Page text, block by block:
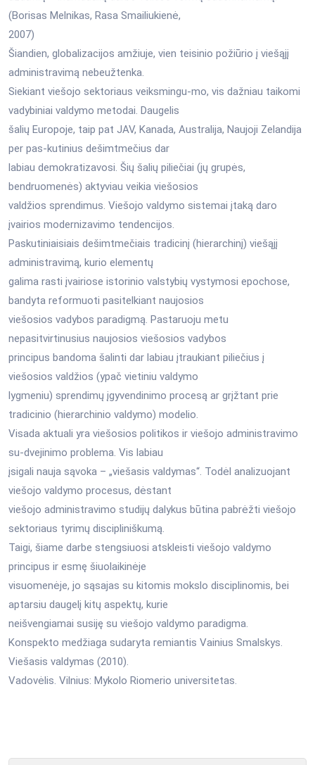
(Borisas Melnikas, Rasa Smailiukienė,
2007)
Šiandien, globalizacijos amžiuje, vien teisinio požiūrio į viešąjį
administravimą nebeužtenka.
Siekiant viešojo sektoriaus veiksmingu-mo, vis dažniau taikomi
vadybiniai valdymo metodai. Daugelis
šalių Europoje, taip pat JAV, Kanada, Australija, Naujoji Zelandija
per pas-kutinius dešimtmečius dar
labiau demokratizavosi. Šių šalių piliečiai (jų grupės,
bendruomenės) aktyviau veikia viešosios
valdžios sprendimus. Viešojo valdymo sistemai įtaką daro
įvairios modernizavimo tendencijos.
Paskutiniaisiais dešimtmečiais tradicinį (hierarchinį) viešąjį
administravimą, kurio elementų
galima rasti įvairiose istorinio valstybių vystymosi epochose,
bandyta reformuoti pasitelkiant naujosios
viešosios vadybos paradigmą. Pastaruoju metu
nepasitvirtinusius naujosios viešosios vadybos
principus bandoma šalinti dar labiau įtraukiant piliečius į
viešosios valdžios (ypač vietiniu valdymo
lygmeniu) sprendimų įgyvendinimo procesą ar grįžtant prie
tradicinio (hierarchinio valdymo) modelio.
Visada aktuali yra viešosios politikos ir viešojo administravimo
su-dvejinimo problema. Vis labiau
įsigali nauja sąvoka – „viešasis valdymas“. Todėl analizuojant
viešojo valdymo procesus, dėstant
viešojo administravimo studijų dalykus būtina pabrėžti viešojo
sektoriaus tyrimų discipliniškumą.
Taigi, šiame darbe stengsiuosi atskleisti viešojo valdymo
principus ir esmę šiuolaikinėje
visuomenėje, jo sąsajas su kitomis mokslo disciplinomis, bei
aptarsiu daugelį kitų aspektų, kurie
neišvengiamai susiję su viešojo valdymo paradigma.
Konspekto medžiaga sudaryta remiantis Vainius Smalskys.
Viešasis valdymas (2010).
Vadovėlis. Vilnius: Mykolo Riomerio universitetas.